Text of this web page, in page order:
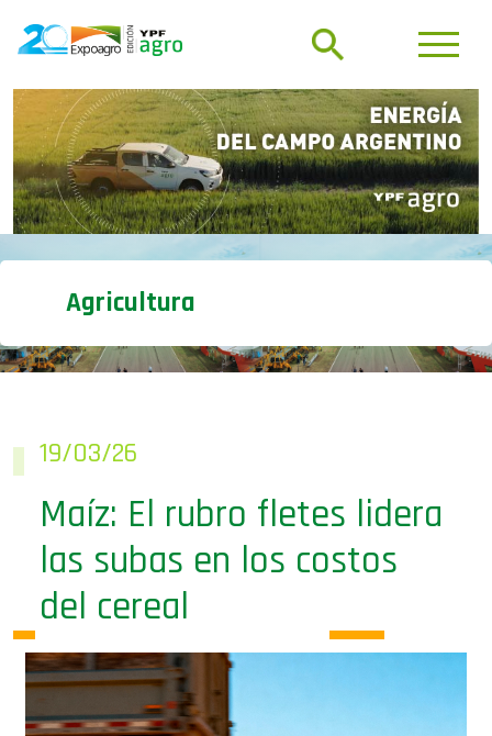
Agricultura
las subas en los costos
del cereal